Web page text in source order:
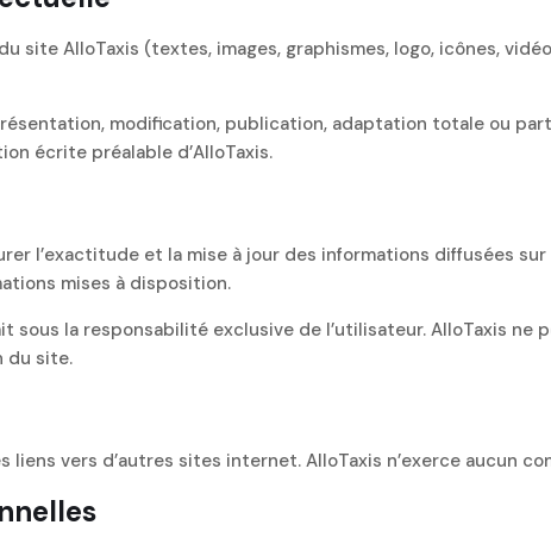
site AlloTaxis (textes, images, graphismes, logo, icônes,
modification, publication, adaptation totale ou
écrite préalable d’AlloTaxis.
l’exactitude et la mise à jour des informations diffusées
mises à disposition.
sous la responsabilité exclusive de l’utilisateur. AlloTaxis
du site.
liens vers d’autres sites internet. AlloTaxis n’exerce aucun